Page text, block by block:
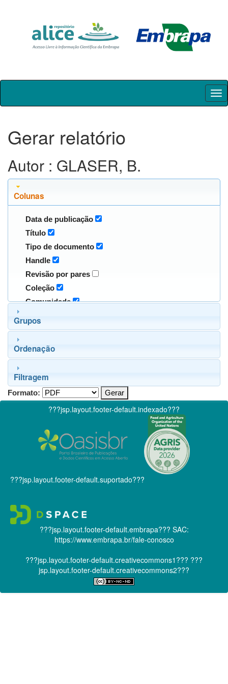
Skip
Gerar relatório
Autor : GLASER, B.
Colunas
Data de publicação
Título
Tipo de documento
Handle
Revisão por pares
Coleção
Comunidade
Grupos
Ordenação
Filtragem
Formato:
???jsp.layout.footer-default.indexado???
???jsp.layout.footer-default.suportado???
???jsp.layout.footer-default.embrapa??? SAC:
https://www.embrapa.br/fale-conosco
???jsp.layout.footer-default.creativecommons1??? ???
jsp.layout.footer-default.creativecommons2???